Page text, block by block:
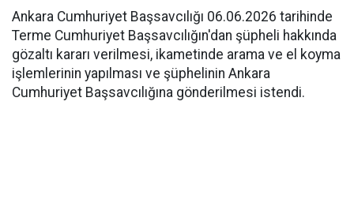
Ankara Cumhuriyet Başsavcılığı 06.06.2026 tarihinde
Terme Cumhuriyet Başsavcılığın'dan şüpheli hakkında
gözaltı kararı verilmesi, ikametinde arama ve el koyma
işlemlerinin yapılması ve şüphelinin Ankara
Cumhuriyet Başsavcılığına gönderilmesi istendi.